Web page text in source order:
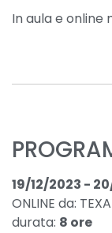
In aula e
19/12/2023 -
ONLINE da:
durata: 8 ore